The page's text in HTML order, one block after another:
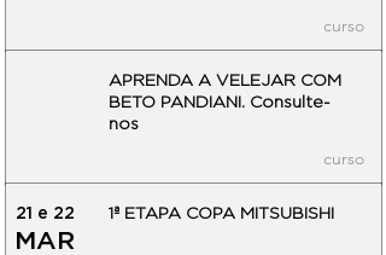
curso
APRENDA A VELEJAR COM
BETO PANDIANI. Consulte-
nos
curso
21 e 22
MAR
1ª ETAPA COPA MITSUBISHI